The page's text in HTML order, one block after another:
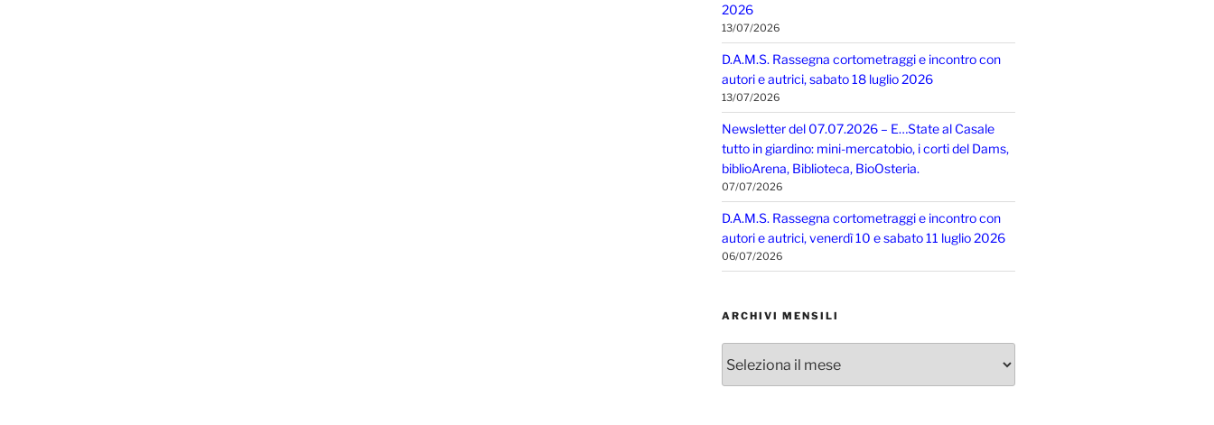
2026
13/07/2026
D.A.M.S. Rassegna cortometraggi e incontro con
autori e autrici, sabato 18 luglio 2026
13/07/2026
Newsletter del 07.07.2026 – E…State al Casale
tutto in giardino: mini-mercatobio, i corti del Dams,
biblioArena, Biblioteca, BioOsteria.
07/07/2026
D.A.M.S. Rassegna cortometraggi e incontro con
autori e autrici, venerdì 10 e sabato 11 luglio 2026
06/07/2026
ARCHIVI MENSILI
mensili